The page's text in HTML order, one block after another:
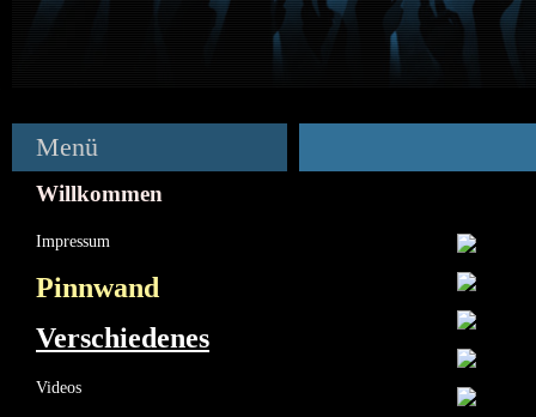
Menü
Willkommen
Impressum
Pinnwand
Verschiedenes
Videos